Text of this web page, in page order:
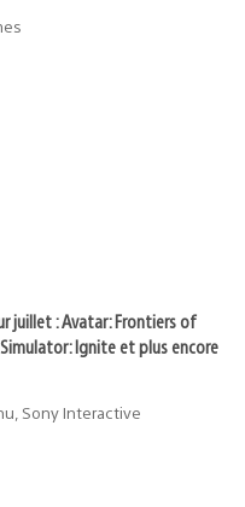
juillet : Avatar: Frontiers of
Ignite et plus encore
Sony Interactive